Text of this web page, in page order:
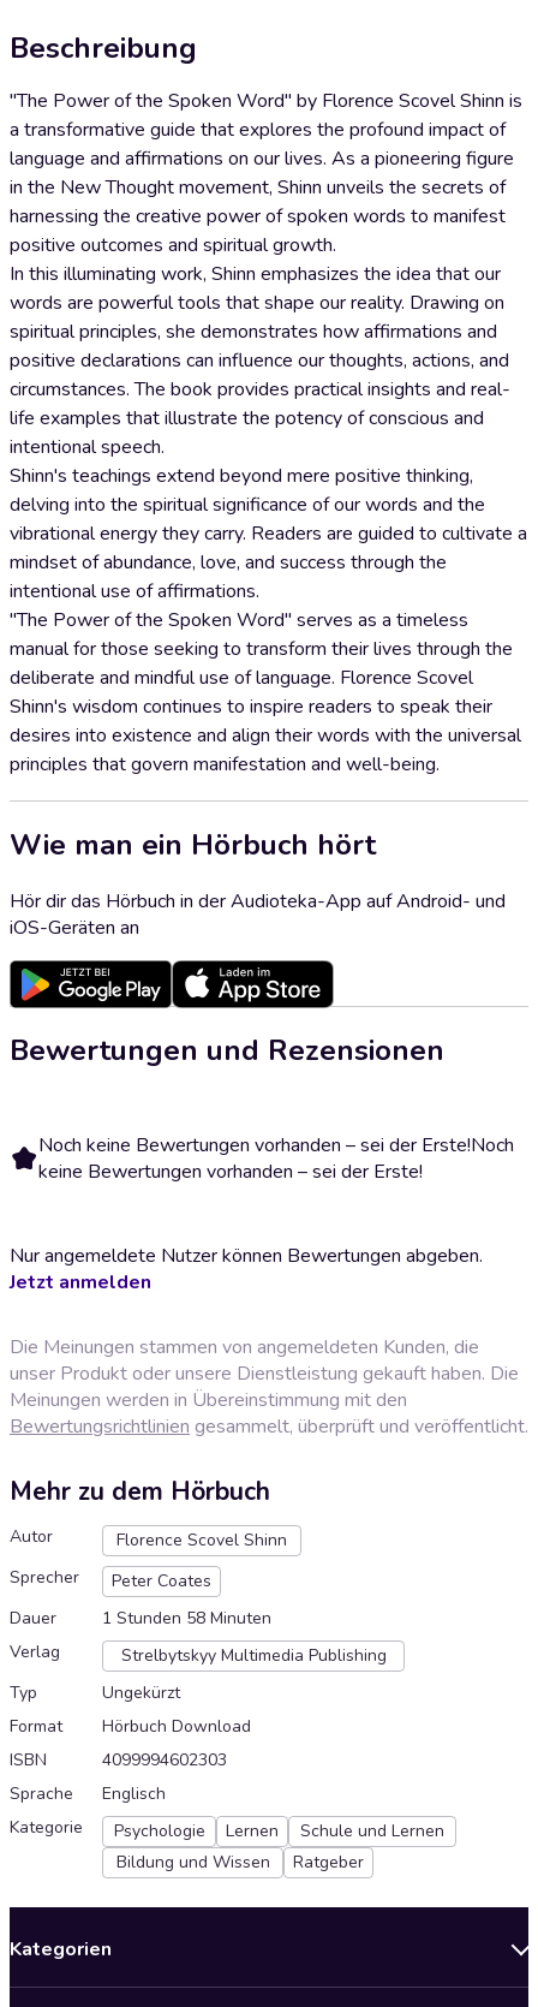
Beschreibung
"The Power of the Spoken Word" by Florence Scovel Shinn is
a transformative guide that explores the profound impact of
language and affirmations on our lives. As a pioneering figure
in the New Thought movement, Shinn unveils the secrets of
harnessing the creative power of spoken words to manifest
positive outcomes and spiritual growth.
In this illuminating work, Shinn emphasizes the idea that our
words are powerful tools that shape our reality. Drawing on
spiritual principles, she demonstrates how affirmations and
positive declarations can influence our thoughts, actions, and
circumstances. The book provides practical insights and real-
life examples that illustrate the potency of conscious and
intentional speech.
Shinn's teachings extend beyond mere positive thinking,
delving into the spiritual significance of our words and the
vibrational energy they carry. Readers are guided to cultivate a
mindset of abundance, love, and success through the
intentional use of affirmations.
"The Power of the Spoken Word" serves as a timeless
manual for those seeking to transform their lives through the
deliberate and mindful use of language. Florence Scovel
Shinn's wisdom continues to inspire readers to speak their
desires into existence and align their words with the universal
principles that govern manifestation and well-being.
Wie man ein Hörbuch hört
Hör dir das Hörbuch in der Audioteka-App auf Android- und
iOS-Geräten an
Bewertungen und Rezensionen
Noch keine Bewertungen vorhanden – sei der Erste!Noch
keine Bewertungen vorhanden – sei der Erste!
Nur angemeldete Nutzer können Bewertungen abgeben.
Jetzt anmelden
Die Meinungen stammen von angemeldeten Kunden, die
unser Produkt oder unsere Dienstleistung gekauft haben. Die
Meinungen werden in Übereinstimmung mit den
Bewertungsrichtlinien gesammelt, überprüft und veröffentlicht.
Mehr zu dem Hörbuch
Autor
Florence Scovel Shinn
Sprecher
Peter Coates
Dauer
1 Stunden 58 Minuten
Verlag
Strelbytskyy Multimedia Publishing
Typ
Ungekürzt
Format
Hörbuch Download
ISBN
4099994602303
Sprache
Englisch
Kategorie
Psychologie Lernen
Schule und Lernen
Bildung und Wissen
Ratgeber
Kategorien